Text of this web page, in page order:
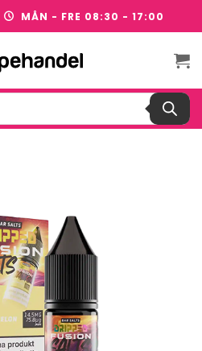
MÅN - FRE 08:30 - 17:00